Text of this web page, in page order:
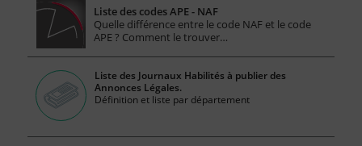
Liste des codes APE - NAF
Quelle différence entre le code NAF et le code
APE ? Comment le trouver…
Liste des Journaux Habilités à publier des
Annonces Légales.
Définition et liste par département